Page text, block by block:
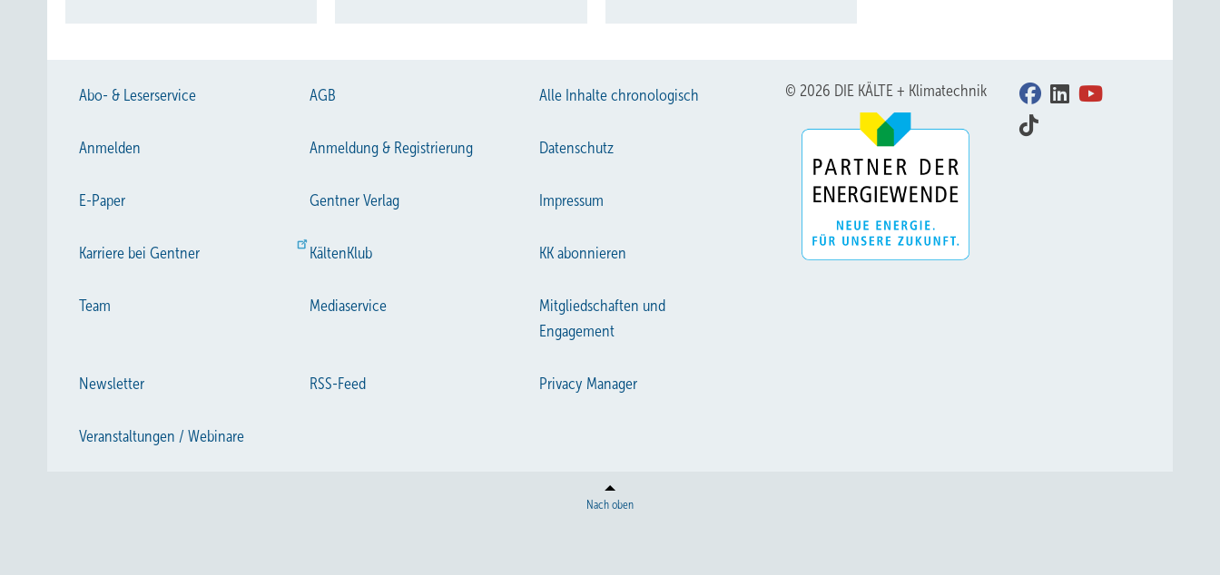
Abo- & Leserservice AGB Alle Inhalte chronologisch
Anmelden Anmeldung & Registrierung Datenschutz
E-Paper Gentner Verlag Impressum
Karriere bei Gentner KältenKlub KK abonnieren
Team Mediaservice
Mitgliedschaften und
Engagement
Newsletter RSS-Feed Privacy Manager
Veranstaltungen / Webinare
© 2026 DIE KÄLTE + Klimatechnik
Nach oben